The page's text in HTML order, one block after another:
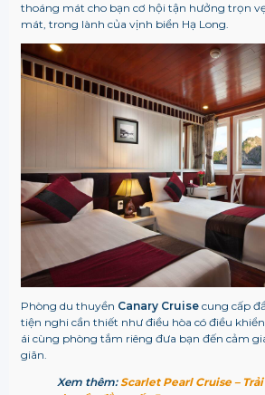
thoáng mát cho bạn cơ hội tận hưởng trọn
mát, trong lành của vịnh biển Hạ Long.
Phòng du thuyền Canary Cruise cung cấp
tiện nghi cần thiết như điều hòa có điều
ái cùng phòng tắm riêng đưa bạn đến cảm
giãn.
Xem thêm: Scarlet Pearl Cruise –